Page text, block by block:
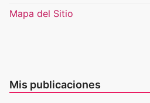
Mapa del Sitio
Mis publicaciones